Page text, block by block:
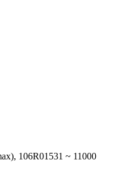
106R01531 ~ 11000